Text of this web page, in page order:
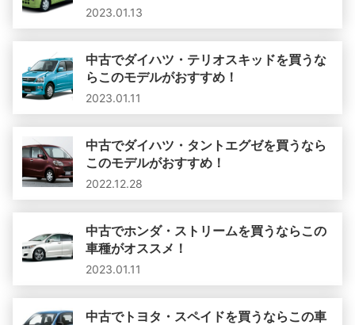
2023.01.13
中古でダイハツ・テリオスキッドを買うな
らこのモデルがおすすめ！
2023.01.11
中古でダイハツ・タントエグゼを買うなら
このモデルがおすすめ！
2022.12.28
中古でホンダ・ストリームを買うならこの
車種がオススメ！
2023.01.11
中古でトヨタ・スペイドを買うならこの車